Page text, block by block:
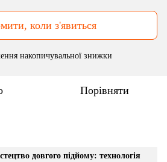
коли з'явиться
накопичувальної знижки
Порівняти
довгого підйому: технологія